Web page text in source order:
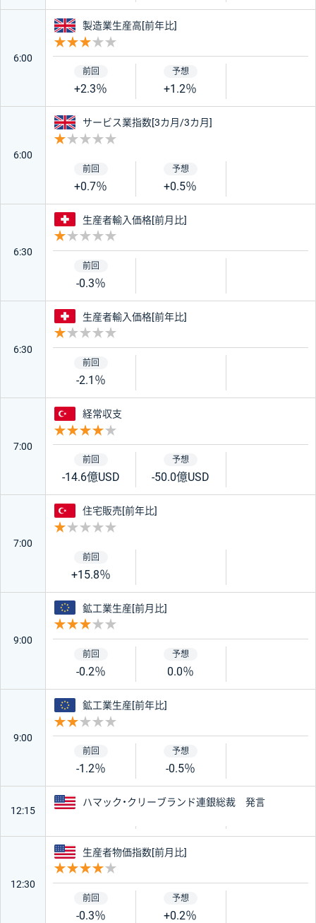
6:00
イギリス
製造業生産高[前年比]
+2.3％ +1.2％
6:00
イギリス
サービス業指数[3カ月/3カ月]
+0.7％ +0.5％
6:30
スイス
生産者輸入価格[前月比]
-0.3％
6:30
スイス
生産者輸入価格[前年比]
-2.1％
7:00
トルコ
経常収支
-14.6億USD -50.0億USD
7:00
トルコ
住宅販売[前年比]
+15.8％
9:00
ユーロ
鉱工業生産[前月比]
-0.2％ 0.0％
9:00
ユーロ
鉱工業生産[前年比]
-1.2％ -0.5％
12:15
アメリカ
ハマック・クリーブランド連銀総裁 発言
12:30
アメリカ
生産者物価指数[前月比]
-0.3％ +0.2％